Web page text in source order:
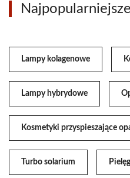
Lampy kolagenowe
Lampy hybrydowe
Kosmetyki przyspieszające
Turbo solarium